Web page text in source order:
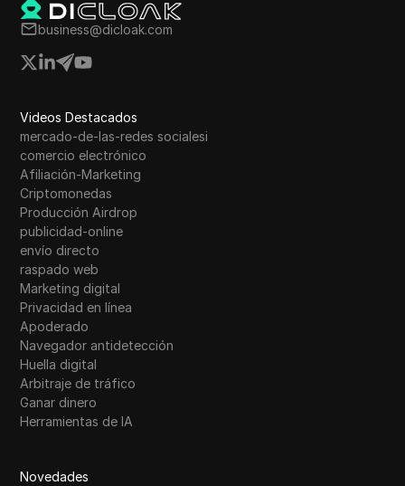
business@dicloak.com
Videos Destacados
mercado-de-las-redes socialesi
comercio electrónico
Afiliación-Marketing
Criptomonedas
Producción Airdrop
publicidad-online
envío directo
raspado web
Marketing digital
Privacidad en línea
Apoderado
Navegador antidetección
Huella digital
Arbitraje de tráfico
Ganar dinero
Herramientas de IA
Novedades